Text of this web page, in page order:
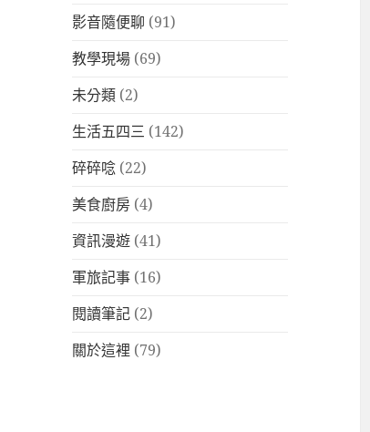
影音隨便聊 (91)
教學現場 (69)
未分類 (2)
生活五四三 (142)
碎碎唸 (22)
美食廚房 (4)
資訊漫遊 (41)
軍旅記事 (16)
閱讀筆記 (2)
關於這裡 (79)